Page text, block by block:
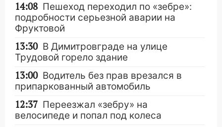
14:08 Пешеход переходил по «зебре»:
подробности серьезной аварии на
Фруктовой
13:30 В Димитровграде на улице
Трудовой горело здание
13:00 Водитель без прав врезался в
припаркованный автомобиль
12:37 Переезжал «зебру» на
велосипеде и попал под колеса